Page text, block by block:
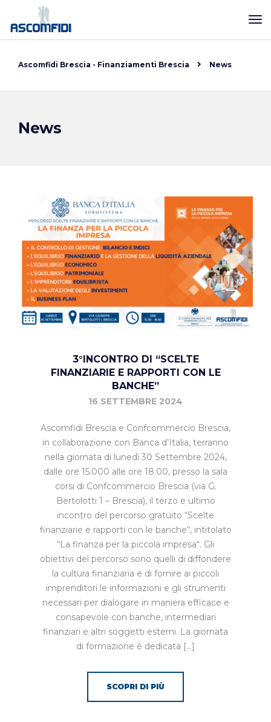
Ascomfidi Brescia - Finanziamenti Brescia News
News
3°INCONTRO DI “SCELTE
FINANZIARIE E RAPPORTI CON LE
BANCHE”
16 SETTEMBRE 2024
Ascomfidi Brescia e Confcommercio Brescia,
in collaborazione con Banca d’Italia, terranno
nella giornata di lunedì 30 Settembre 2024,
dalle ore 15.000 alle ore 18.00, presso la sala
corsi di Confcommercio Brescia (via G.
Bertolotti 1 – Brescia), il terzo e ultimo
incontro del percorso gratuito “Scelte
finanziarie e rapporti con le banche“, intitolato
“La finanza per la piccola impresa“. Gli
obiettivi del percorso sono quelli di diffondere
la cultura finanziaria e di fornire ai piccoli
imprenditori le informazioni e gli strumenti
necessari per dialogare in maniera efficace e
consapevole con banche, intermediari
finanziari e altri soggetti esterni. La giornata
di formazione è dedicata […]
SCOPRI DI PIÙ